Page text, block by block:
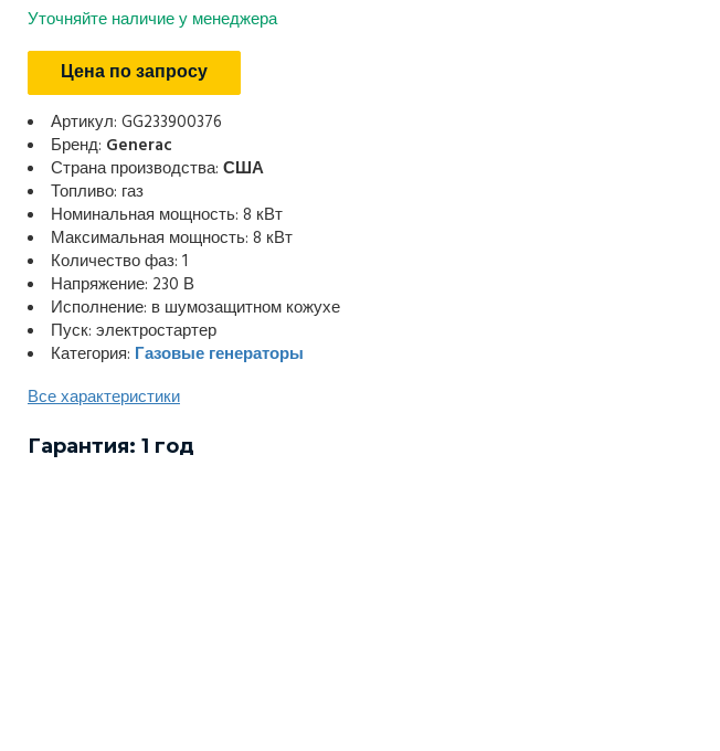
Уточняйте наличие у менеджера
Цена по запросу
Артикул: GG233900376
Бренд: Generac
Страна производства: США
Топливо: газ
Номинальная мощность: 8 кВт
Максимальная мощность: 8 кВт
Количество фаз: 1
Напряжение: 230 В
Исполнение: в шумозащитном кожухе
Пуск: электростартер
Категория: Газовые генераторы
Все характеристики
Гарантия: 1 год